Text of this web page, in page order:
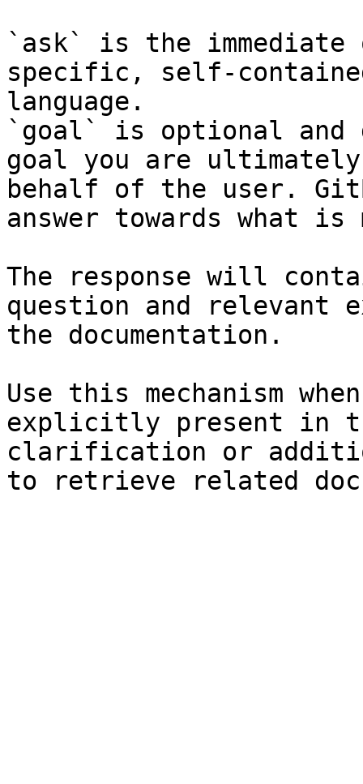
`ask` is the
specific, self-
language.
`goal` is optional and
goal you are
behalf of the user.
answer towards what
The response will
question and relevant
the documentation.
Use this mechanism
explicitly present in
clarification or